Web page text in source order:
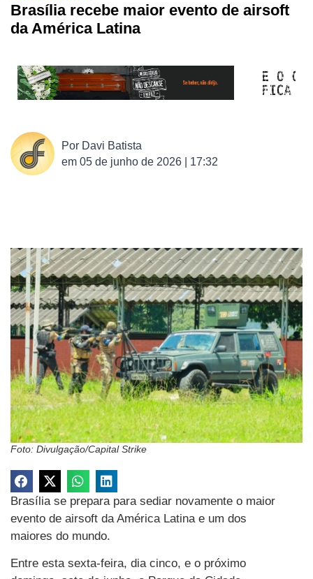
Brasília recebe maior evento de airsoft
da América Latina
Por Davi Batista
em 05 de junho de 2026 | 17:32
Foto: Divulgação/Capital Strike
Brasília se prepara para sediar novamente o maior
evento de airsoft da América Latina e um dos
maiores do mundo.
Entre esta sexta-feira, dia cinco, e o próximo